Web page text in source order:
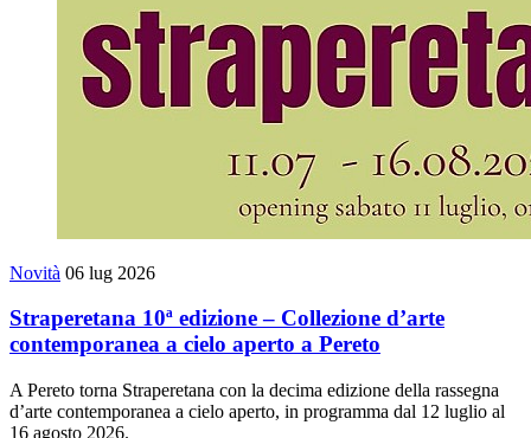
Novità 06 lug 2026
Straperetana 10ª edizione – Collezione d’arte
contemporanea a cielo aperto a Pereto
A Pereto torna Straperetana con la decima edizione della rassegna
d’arte contemporanea a cielo aperto, in programma dal 12 luglio al
16 agosto 2026.